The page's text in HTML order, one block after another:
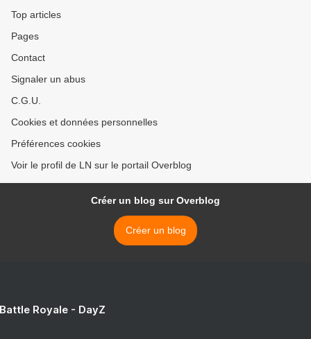
Top articles
Pages
Contact
Signaler un abus
C.G.U.
Cookies et données personnelles
Préférences cookies
Voir le profil de LN sur le portail Overblog
Créer un blog sur Overblog
Créer un blog
Royale - DayZ